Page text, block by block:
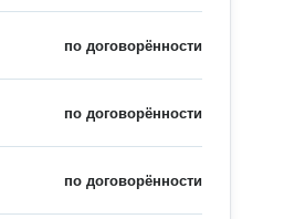
по договорённости
по договорённости
по договорённости